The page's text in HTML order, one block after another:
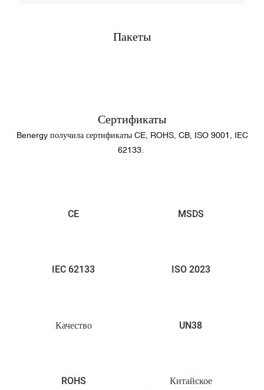
Пакеты
Сертификаты
Benergy получила сертификаты CE, ROHS, CB, ISO 9001, IEC
62133.
CE MSDS
IEC 62133 ISO 2023
Качество UN38
ROHS
Китайское